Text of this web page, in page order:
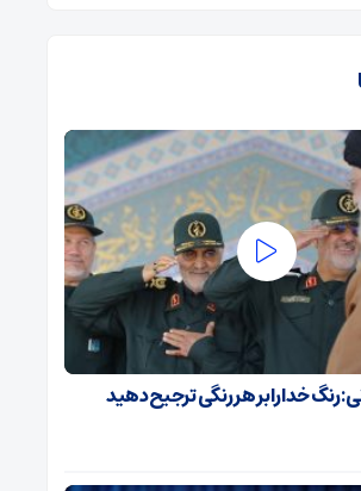
خدا را بر هر رنگی ترجیح دهید